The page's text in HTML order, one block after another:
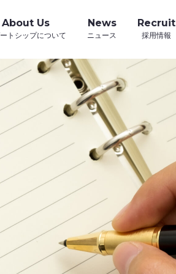
About Us News Recruit